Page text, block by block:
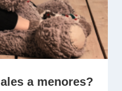
a menores?